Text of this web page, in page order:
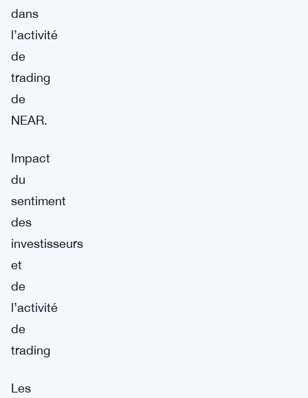
dans
l’activité
de
trading
de
NEAR.
Impact
du
sentiment
des
investisseurs
et
de
l’activité
de
trading
Les